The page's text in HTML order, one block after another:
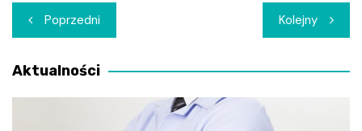
Nawigacja
wpisu
Poprzedni Kolejny
Aktualności